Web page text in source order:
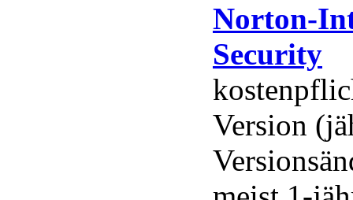
Norton-
Security
Version